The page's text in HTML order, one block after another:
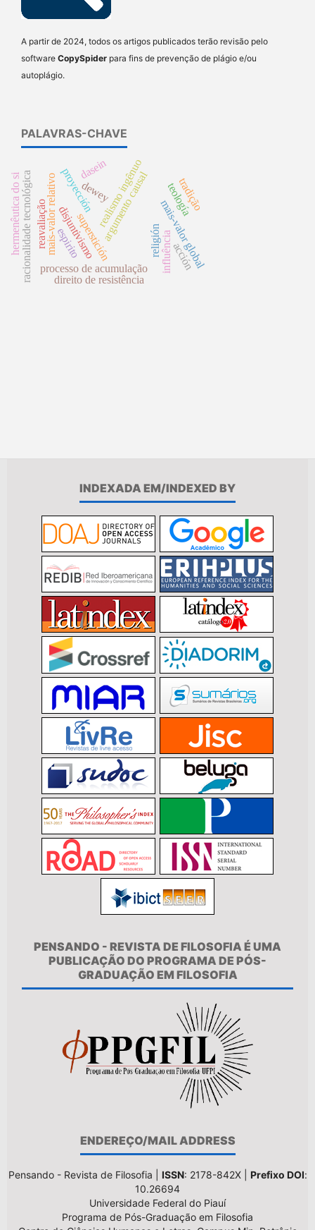
A partir de 2024, todos os artigos publicados terão revisão pelo
software CopySpider para fins de prevenção de plágio e/ou
autoplágio.
PALAVRAS-CHAVE
argumento causal
superstición
proyección
processo de acumulação mais-valor global
mais-valor relativodisjuntivismo religión
realismo ingênuo
racionalidade tecnológica dewey teología
espirito influência
dasein
reavaliação
tradição
hermenêutica do si
direito de resistência
acción
INDEXADA EM/INDEXED BY
PENSANDO - REVISTA DE FILOSOFIA É UMA
PUBLICAÇÃO DO PROGRAMA DE PÓS-
GRADUAÇÃO EM FILOSOFIA
ENDEREÇO/MAIL ADDRESS
Pensando - Revista de Filosofia | ISSN: 2178-842X | Prefixo DOI:
10.26694
Universidade Federal do Piauí
Programa de Pós-Graduação em Filosofia